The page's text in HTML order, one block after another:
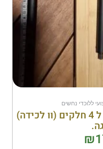
ללוכדי נחשים
הוק 106ס"מ שחור פריק ל 4 חלקים (וו לכידה)
₪